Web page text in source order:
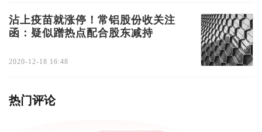
沾上疫苗就涨停！常铝股份收关注
函：疑似蹭热点配合股东减持
2020-12-18 16:48
热门评论